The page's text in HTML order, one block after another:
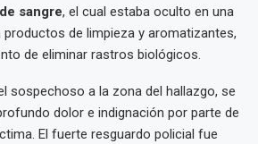
sangre, el cual estaba oculto en una
de limpieza y aromatizantes,
de eliminar rastros biológicos.
sospechoso a la zona del hallazgo, se
dolor e indignación por parte de
El fuerte resguardo policial fue